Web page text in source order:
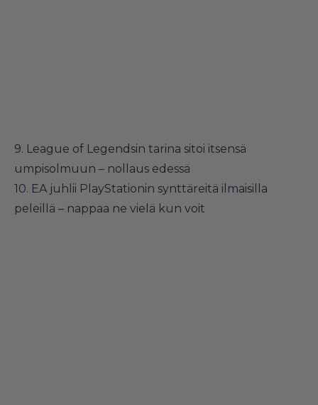
9. League of Legendsin tarina sitoi itsensä
umpisolmuun – nollaus edessä
10. EA juhlii PlayStationin synttäreitä ilmaisilla
peleillä – nappaa ne vielä kun voit